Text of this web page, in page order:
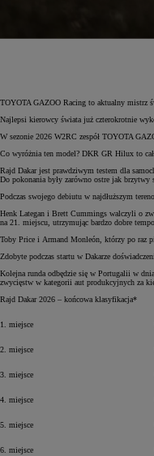
TOYOTA GAZOO Racing to aktualny mistrz
Najlepsi kierowcy świata już czterokrotnie
W sezonie 2026 W2RC zespół TOYOTA
Co wyróżnia ten model? DKR GR Hilux to
Rajd Dakar jest prawdziwym testem dla
Do pokonania były zarówno ostre jak
Podczas swojego debiutu w najdłuższym
Henk Lategan i Brett Cummings walczyli o
na 21. miejscu, utrzymując bardzo dobre
Toby Price i Armand Monleón, którzy po raz
Zdobyte podczas startu w Dakarze
Kolejna runda odbędzie się w Portugalii w
zwycięstw w kategorii aut produkcyjnych za
Rajd Dakar 2026 – końcowa klasyfikacja*
1. miejsce
2. miejsce
3. miejsce
4. miejsce
5. miejsce
6. miejsce